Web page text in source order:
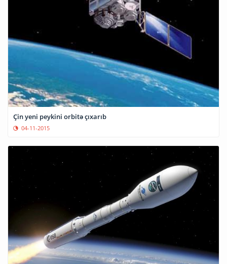
Çin yeni peykini orbitə çıxarıb
04-11-2015